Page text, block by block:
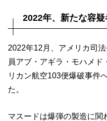
2022年、新たな容
2022年12月、アメリカ司
員アブ・アギラ・モハメド
リカン航空103便爆破事件
た。
マスードは爆弾の製造に関